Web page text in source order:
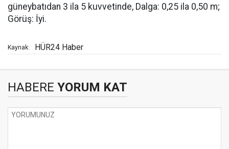
güneybatıdan 3 ila 5 kuvvetinde, Dalga: 0,25 ila 0,50 m;
Görüş: İyi.
Kaynak: HÜR24 Haber
HABERE YORUM KAT